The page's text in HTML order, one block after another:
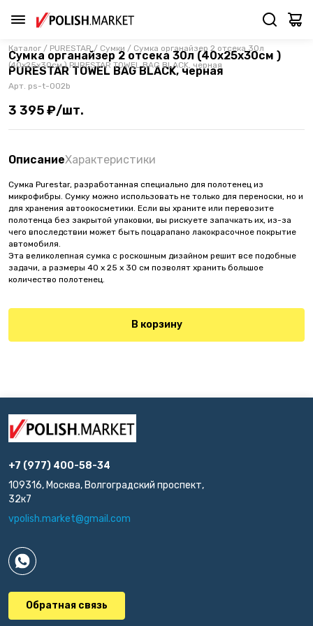
Каталог / PURESTAR/ Сумки / Сумка органайзер 2 отсека 30л
(40х25х30см ) PURESTAR TOWEL BAG BLACK, черная
Сумка органайзер 2 отсека 30л (40х25х30см )
PURESTAR TOWEL BAG BLACK, черная
Арт. ps-t-002b
3 395 ₽/шт.
ОписаниеХарактеристики
Сумка Purestar, разработанная специально для полотенец из
микрофибры. Сумку можно использовать не только для переноски, но и
для хранения автоокосметики. Если вы храните или перевозите
полотенца без закрытой упаковки, вы рискуете запачкать их, из-за
чего впоследствии может быть поцарапано лакокрасочное покрытие
автомобиля.
Эта великолепная сумка с роскошным дизайном решит все подобные
задачи, а размеры 40 x 25 x 30 см позволят хранить большое
количество полотенец.
В корзину
+7 (977) 400-58-34
109316, Москва, Волгоградский проспект,
32к7
vpolish.market@gmail.com
Обратная связь